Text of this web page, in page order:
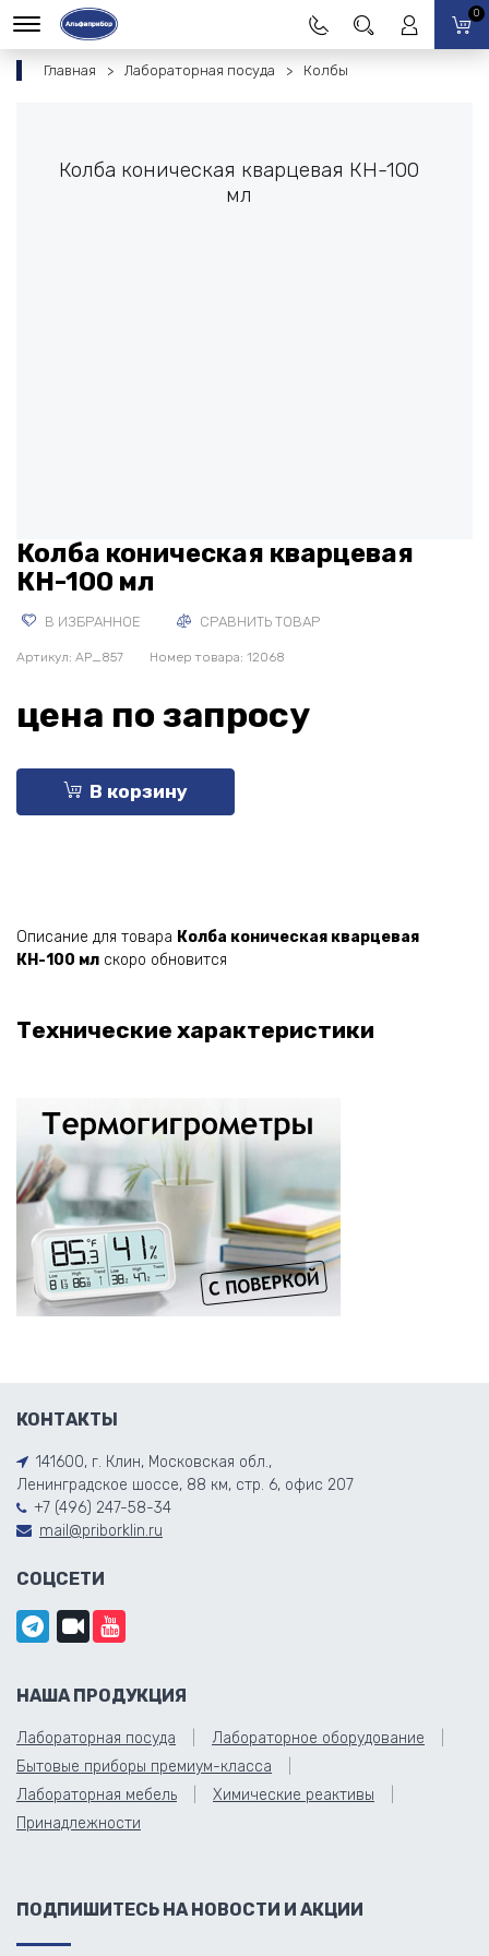
0
Главная Лабораторная посуда Колбы
Колба коническая кварцевая КН-100
мл
Колба коническая кварцевая
КН-100 мл
В ИЗБРАННОЕ СРАВНИТЬ ТОВАР
Артикул: AP_857 Номер товара: 12068
цена по запросу
В корзину
Описание для товара Колба коническая кварцевая
КН-100 мл скоро обновится
Технические характеристики
КОНТАКТЫ
141600, г. Клин, Московская обл.,
Ленинградское шоссе, 88 км, стр. 6, офис 207
+7 (496) 247-58-34
mail@priborklin.ru
СОЦСЕТИ
НАША ПРОДУКЦИЯ
Лабораторная посуда
Лабораторное оборудование
Бытовые приборы премиум-класса
Лабораторная мебель
Химические реактивы
Принадлежности
ПОДПИШИТЕСЬ НА НОВОСТИ И АКЦИИ